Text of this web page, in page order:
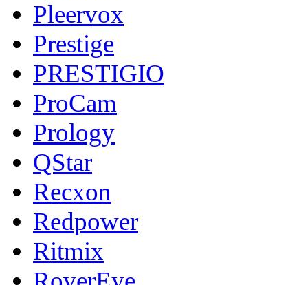
Pleervox
Prestige
PRESTIGIO
ProCam
Prology
QStar
Recxon
Redpower
Ritmix